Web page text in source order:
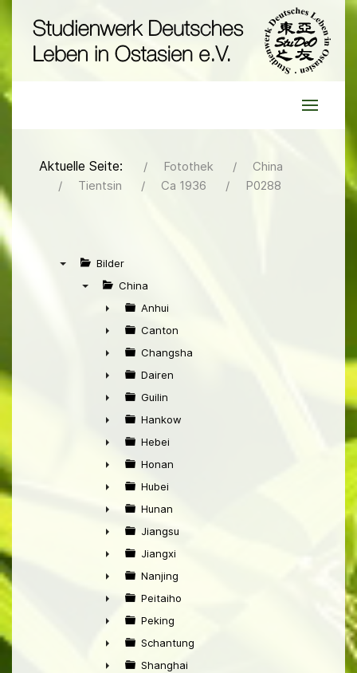
Aktuelle Seite: Fotothek
China
Tientsin
Ca 1936 P0288
Bilder
China
►
Anhui
►
Canton
►
Changsha
►
Dairen
►
Guilin
►
Hankow
►
Hebei
►
Honan
►
Hubei
►
Hunan
►
Jiangsu
►
Jiangxi
►
Nanjing
►
Peitaiho
►
Peking
►
Schantung
Shanghai